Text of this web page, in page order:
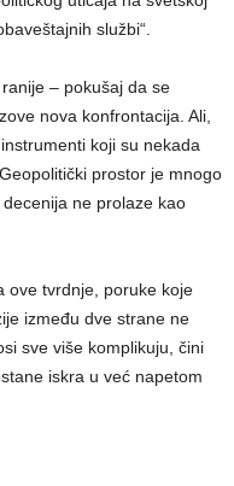
službi“.
– pokušaj da se
nova konfrontacija. Ali,
koji su nekada
prostor je mnogo
ne prolaze kao
ove tvrdnje, poruke koje
između dve strane ne
sve više komplikuju, čini
iskra u već napetom